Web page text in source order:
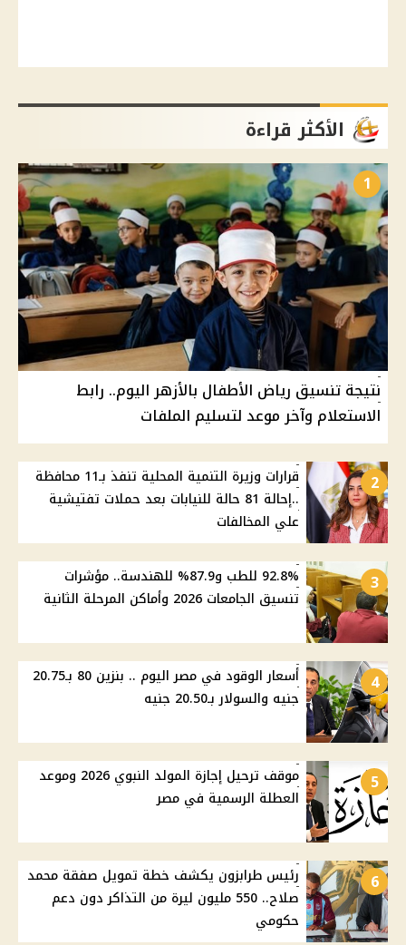
الأكثر قراءة
1
نتيجة تنسيق رياض الأطفال بالأزهر اليوم.. رابط
الاستعلام وآخر موعد لتسليم الملفات
2
قرارات وزيرة التنمية المحلية تنفذ بـ11 محافظة
..إحالة 81 حالة للنيابات بعد حملات تفتيشية
علي المخالفات
3
92.8% للطب و87.9% للهندسة.. مؤشرات
تنسيق الجامعات 2026 وأماكن المرحلة الثانية
4
أسعار الوقود في مصر اليوم .. بنزين 80 بـ20.75
جنيه والسولار بـ20.50 جنيه
5
موقف ترحيل إجازة المولد النبوي 2026 وموعد
العطلة الرسمية في مصر
6
رئيس طرابزون يكشف خطة تمويل صفقة محمد
صلاح.. 550 مليون ليرة من التذاكر دون دعم
حكومي